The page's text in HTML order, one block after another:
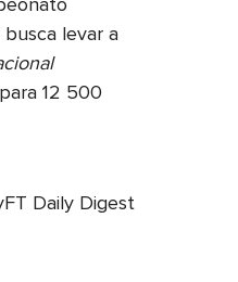
busca levar a
12 500
Daily Digest